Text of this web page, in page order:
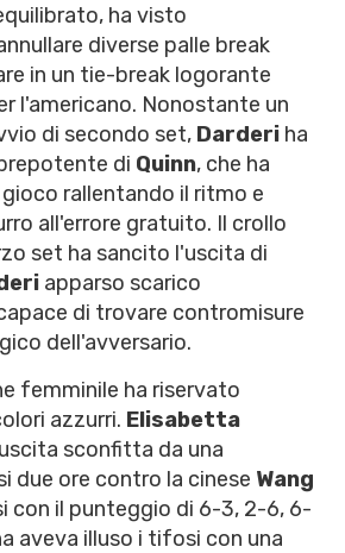
ha visto
diverse palle break
in un tie-break logorante
l'americano. Nonostante un
di secondo set, Darderi ha
di Quinn, che ha
rallentando il ritmo e
all'errore gratuito. Il crollo
set ha sancito l'uscita di
apparso scarico
di trovare contromisure
dell'avversario.
femminile ha riservato
azzurri. Elisabetta
sconfitta da una
due ore contro la cinese Wang
con il punteggio di 6-3, 2-6, 6-
aveva illuso i tifosi con una